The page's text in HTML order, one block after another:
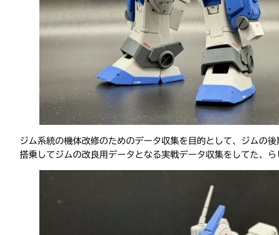
ジム系統の機体改修のためのデータ収集を目的として、ジムの
搭乗してジムの改良用データとなる実戦データ収集をしてた、ら